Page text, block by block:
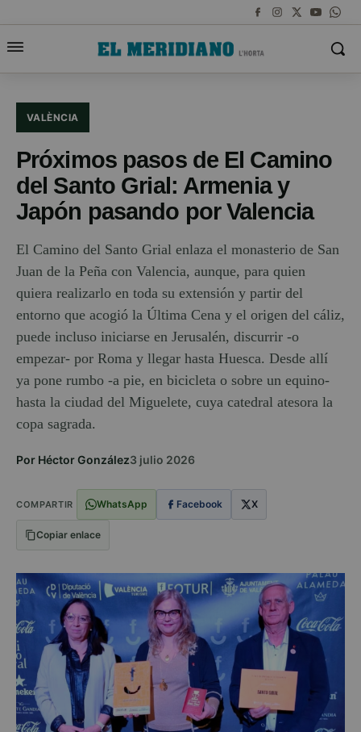
VALÈNCIA
Próximos pasos de El Camino
del Santo Grial: Armenia y
Japón pasando por Valencia
El Camino del Santo Grial enlaza el monasterio de San
Juan de la Peña con Valencia, aunque, para quien
quiera realizarlo en toda su extensión y partir del
entorno que acogió la Última Cena y el origen del cáliz,
puede incluso iniciarse en Jerusalén, discurrir -o
empezar- por Roma y llegar hasta Huesca. Desde allí
ya pone rumbo -a pie, en bicicleta o sobre un equino-
hasta la ciudad del Miguelete, cuya catedral atesora la
copa sagrada.
Por Héctor González3 julio 2026
COMPARTIR WhatsApp Facebook X
Copiar enlace